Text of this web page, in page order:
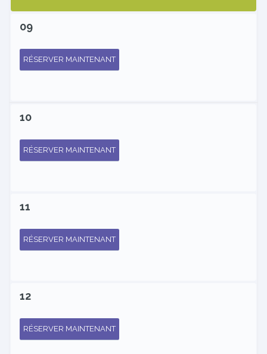
09
RÉSERVER MAINTENANT
10
RÉSERVER MAINTENANT
11
RÉSERVER MAINTENANT
12
RÉSERVER MAINTENANT